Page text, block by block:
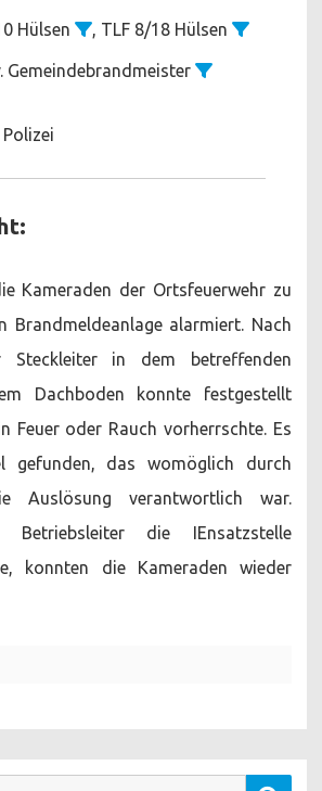
Hülsen , TLF 8/18 Hülsen
Gemeindebrandmeister
Polizei
Kameraden der Ortsfeuerwehr zu
Brandmeldeanlage alarmiert. Nach
Steckleiter in dem betreffenden
Dachboden konnte festgestellt
Feuer oder Rauch vorherrschte. Es
gefunden, das womöglich durch
Auslösung verantwortlich war.
Betriebsleiter die IEnsatzstelle
konnten die Kameraden wieder